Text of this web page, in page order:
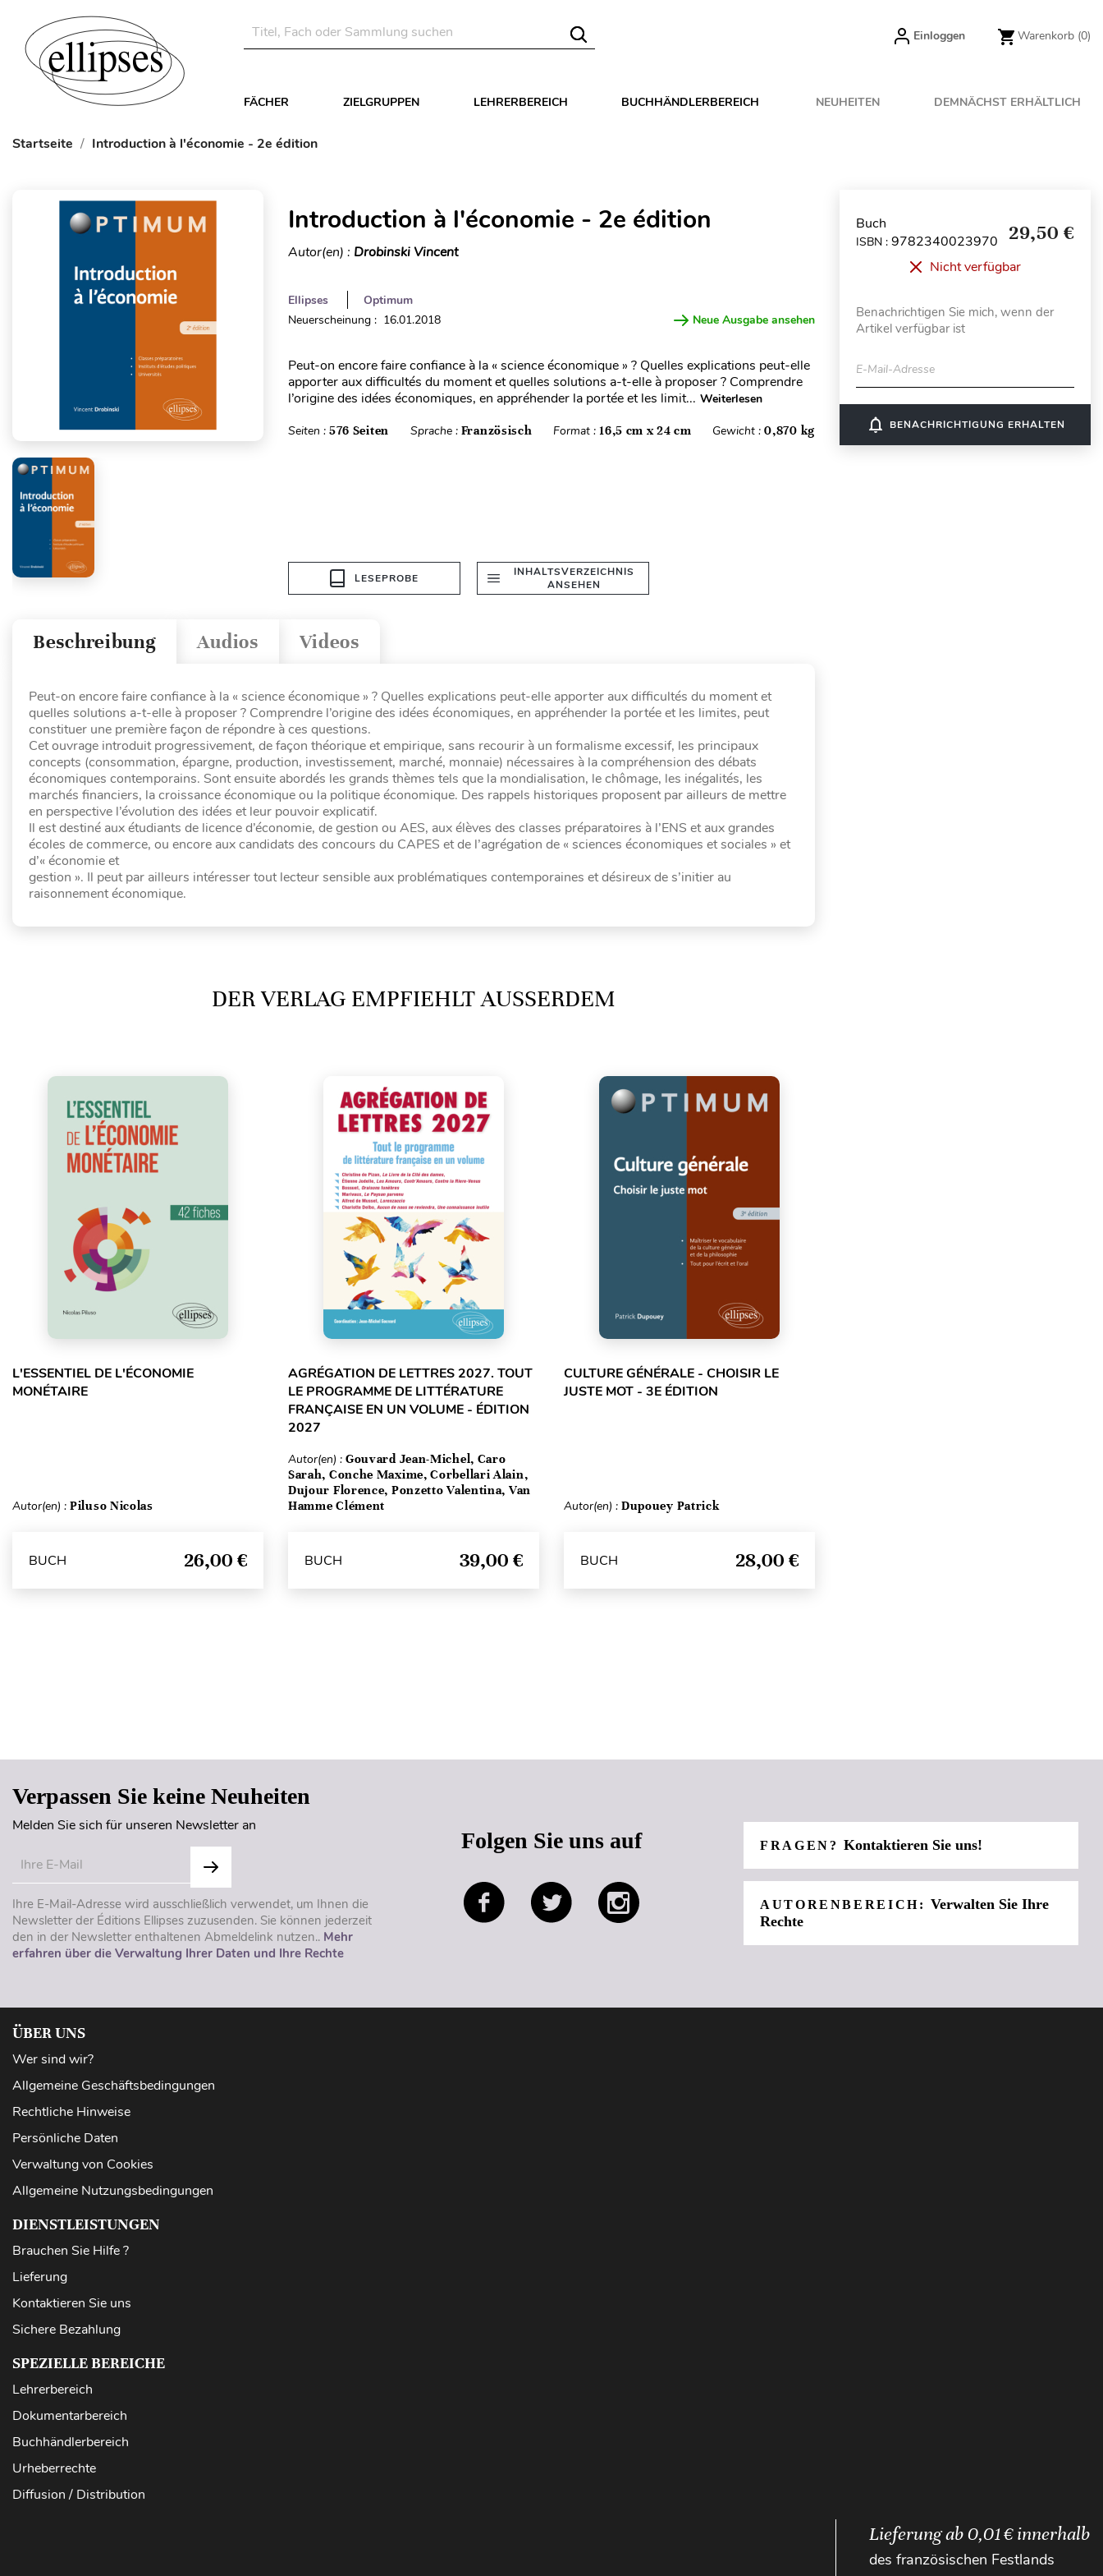
Einloggen Warenkorb (0)
FÄCHER ZIELGRUPPEN LEHRERBEREICH BUCHHÄNDLERBEREICH NEUHEITEN DEMNÄCHST ERHÄLTLICH
Startseite Introduction à l'économie - 2e édition
Introduction à l'économie - 2e édition
Autor(en) : Drobinski Vincent
Ellipses
Optimum
Neuerscheinung : 16.01.2018
Neue Ausgabe ansehen
Peut-on encore faire confiance à la « science économique » ? Quelles explications peut-elle
apporter aux difficultés du moment et quelles solutions a-t-elle à proposer ? Comprendre
l’origine des idées économiques, en appréhender la portée et les limit... Weiterlesen
Seiten : 576 Seiten Sprache : Französisch Format :16,5 cm x 24 cm Gewicht :0,870 kg
LESEPROBE
INHALTSVERZEICHNIS
ANSEHEN
Videos
Audios
Beschreibung
Peut-on encore faire confiance à la « science économique » ? Quelles explications peut-elle apporter aux difficultés du moment et
quelles solutions a-t-elle à proposer ? Comprendre l’origine des idées économiques, en appréhender la portée et les limites, peut
constituer une première façon de répondre à ces questions.
Cet ouvrage introduit progressivement, de façon théorique et empirique, sans recourir à un formalisme excessif, les principaux
concepts (consommation, épargne, production, investissement, marché, monnaie) nécessaires à la compréhension des débats
économiques contemporains. Sont ensuite abordés les grands thèmes tels que la mondialisation, le chômage, les inégalités, les
marchés financiers, la croissance économique ou la politique économique. Des rappels historiques proposent par ailleurs de mettre
en perspective l’évolution des idées et leur pouvoir explicatif.
Il est destiné aux étudiants de licence d’économie, de gestion ou AES, aux élèves des classes préparatoires à l’ENS et aux grandes
écoles de commerce, ou encore aux candidats des concours du CAPES et de l’agrégation de « sciences économiques et sociales » et
d’« économie et
gestion ». Il peut par ailleurs intéresser tout lecteur sensible aux problématiques contemporaines et désireux de s’initier au
raisonnement économique.
DER VERLAG EMPFIEHLT AUSSERDEM
L'ESSENTIEL DE L'ÉCONOMIE
MONÉTAIRE
Autor(en) : Piluso Nicolas
BUCH 26,00 €
AGRÉGATION DE LETTRES 2027. TOUT
LE PROGRAMME DE LITTÉRATURE
FRANÇAISE EN UN VOLUME - ÉDITION
2027
Autor(en) : Gouvard Jean-Michel, Caro
Sarah, Conche Maxime, Corbellari Alain,
Dujour Florence, Ponzetto Valentina, Van
Hamme Clément
BUCH 39,00 €
CULTURE GÉNÉRALE - CHOISIR LE
JUSTE MOT - 3E ÉDITION
Autor(en) : Dupouey Patrick
BUCH 28,00 €
Buch
ISBN : 9782340023970 29,50 €
Nicht verfügbar
Benachrichtigen Sie mich, wenn der
Artikel verfügbar ist
E-Mail-Adresse
notifications_none BENACHRICHTIGUNG ERHALTEN
Verpassen Sie keine Neuheiten
Melden Sie sich für unseren Newsletter an
Ihre E-Mail-Adresse wird ausschließlich verwendet, um Ihnen die
Newsletter der Éditions Ellipses zuzusenden. Sie können jederzeit
den in der Newsletter enthaltenen Abmeldelink nutzen.. Mehr
erfahren über die Verwaltung Ihrer Daten und Ihre Rechte
Folgen Sie uns auf FRAGEN?Kontaktieren Sie uns!
AUTORENBEREICH:Verwalten Sie Ihre
Rechte
ÜBER UNS
Wer sind wir?
Allgemeine Geschäftsbedingungen
Rechtliche Hinweise
Persönliche Daten
Verwaltung von Cookies
Allgemeine Nutzungsbedingungen
DIENSTLEISTUNGEN
Brauchen Sie Hilfe ?
Lieferung
Kontaktieren Sie uns
Sichere Bezahlung
SPEZIELLE BEREICHE
Lehrerbereich
Dokumentarbereich
Buchhändlerbereich
Urheberrechte
Diffusion / Distribution
Lieferung ab 0,01 € innerhalb
des französischen Festlands